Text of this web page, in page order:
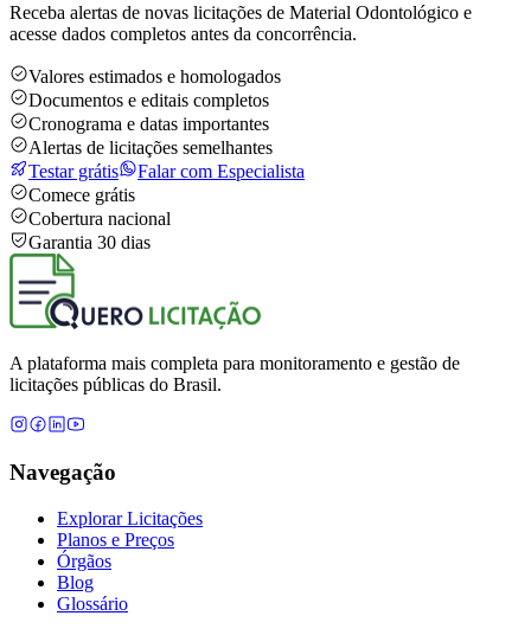
Receba alertas de novas licitações de Material Odontológico e
acesse dados completos antes da concorrência.
Valores estimados e homologados
Documentos e editais completos
Cronograma e datas importantes
Alertas de licitações semelhantes
Testar grátis
Falar com Especialista
Comece grátis
Cobertura nacional
Garantia 30 dias
A plataforma mais completa para monitoramento e gestão de
licitações públicas do Brasil.
Navegação
Explorar Licitações
Planos e Preços
Órgãos
Blog
Glossário